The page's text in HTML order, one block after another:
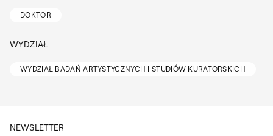
DOKTOR
WYDZIAŁ
WYDZIAŁ BADAŃ ARTYSTYCZNYCH I STUDIÓW KURATORSKICH
NEWSLETTER